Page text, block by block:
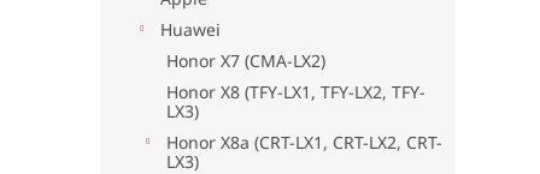
Huawei
Honor X7 (CMA-LX2)
Honor X8 (TFY-LX1, TFY-LX2, TFY-
LX3)
Honor X8a (CRT-LX1, CRT-LX2, CRT-
LX3)